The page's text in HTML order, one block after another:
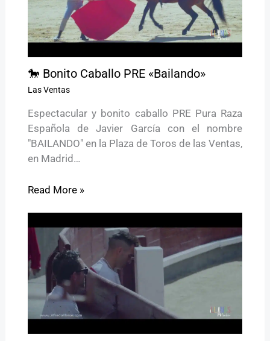
🐎 Bonito Caballo PRE «Bailando»
Las Ventas
Espectacular y bonito caballo PRE Pura Raza
Española de Javier García con el nombre
"BAILANDO" en la Plaza de Toros de las Ventas,
en Madrid…
Read More »